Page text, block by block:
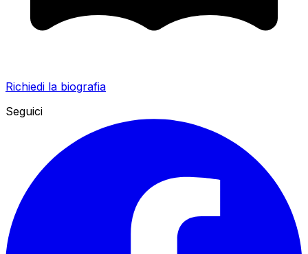
Richiedi la biografia
Seguici